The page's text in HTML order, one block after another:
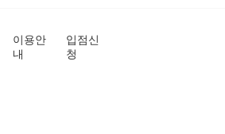
이용안
내
입점신
청